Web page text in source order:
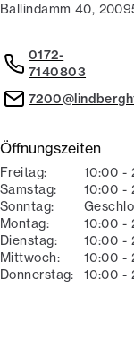
Ballindamm 40,
0172-
7140803
Öffnungszeiten
Freitag: 10:00 -
Samstag: 10:00 -
Sonntag:
Montag: 10:00 -
Dienstag: 10:00 -
Mittwoch: 10:00 -
Donnerstag: 10:00 -